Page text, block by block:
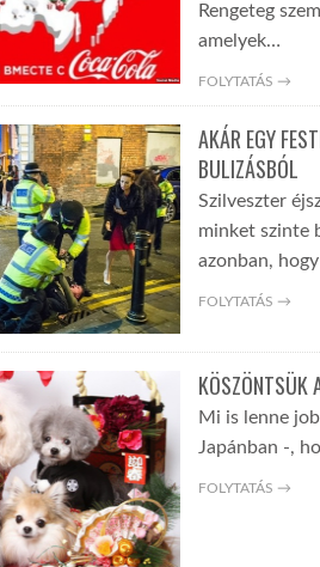
Rengeteg
amelyek…
FOLYTATÁS →
AKÁR EGY
BULIZÁSBÓL
Szilveszter
minket szinte
azonban,
FOLYTATÁS →
KÖSZÖNTSÜK
Mi is lenne
Japánban -,
FOLYTATÁS →